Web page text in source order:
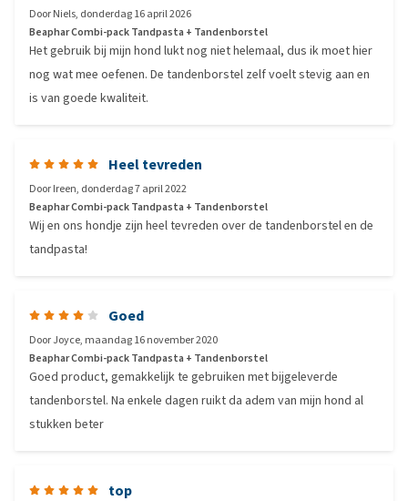
DoorNiels, donderdag 16 april 2026
Beaphar Combi-pack Tandpasta + Tandenborstel
Het gebruik bij mijn hond lukt nog niet helemaal, dus ik moet hier
nog wat mee oefenen. De tandenborstel zelf voelt stevig aan en
is van goede kwaliteit.
Heel tevreden
DoorIreen, donderdag 7 april 2022
Beaphar Combi-pack Tandpasta + Tandenborstel
Wij en ons hondje zijn heel tevreden over de tandenborstel en de
tandpasta!
Goed
DoorJoyce, maandag 16 november 2020
Beaphar Combi-pack Tandpasta + Tandenborstel
Goed product, gemakkelijk te gebruiken met bijgeleverde
tandenborstel. Na enkele dagen ruikt da adem van mijn hond al
stukken beter
top